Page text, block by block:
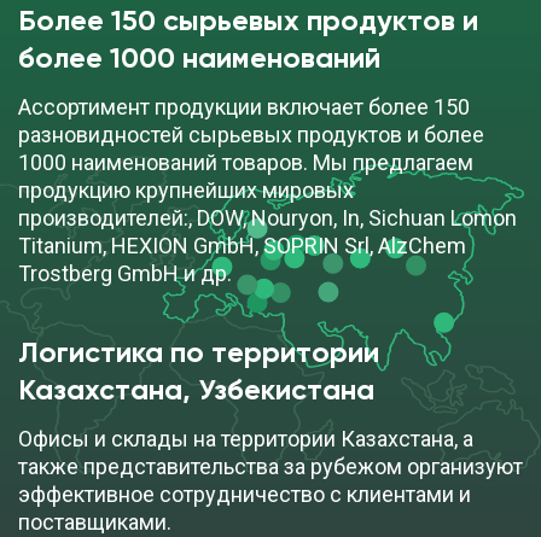
Более 150 сырьевых продуктов и
более 1000 наименований
Ассортимент продукции включает более 150
разновидностей сырьевых продуктов и более
1000 наименований товаров. Мы предлагаем
продукцию крупнейших мировых
производителей:, DOW, Nouryon, In, Sichuan Lomon
Titanium, HEXION GmbH, SOPRIN Srl, AlzChem
Trostberg GmbH и др.
Логистика по территории
Казахстана, Узбекистана
Офисы и склады на территории Казахстана, а
также представительства за рубежом организуют
эффективное сотрудничество с клиентами и
поставщиками.